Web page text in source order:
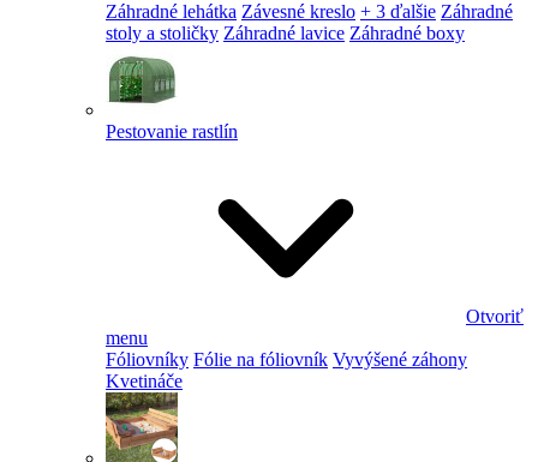
Záhradné lehátka Závesné kreslo + 3 ďalšie Záhradné
stoly a stoličky Záhradné lavice Záhradné boxy
Pestovanie rastlín
Otvoriť
menu
Fóliovníky Fólie na fóliovník Vyvýšené záhony
Kvetináče